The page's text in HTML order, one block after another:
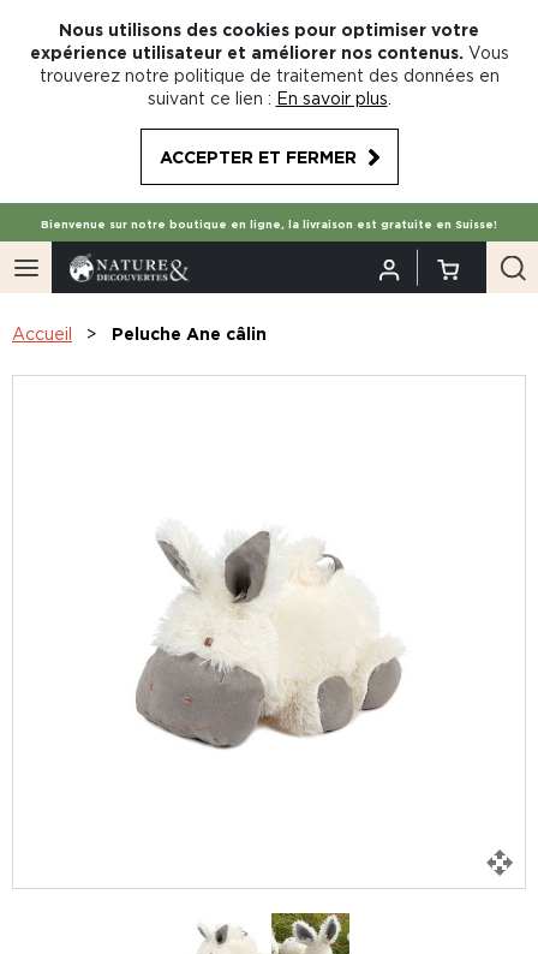
Nous utilisons des cookies pour optimiser votre
expérience utilisateur et améliorer nos contenus. Vous
trouverez notre politique de traitement des données en
suivant ce lien : En savoir plus
ACCEPTER ET FERMER
Bienvenue sur notre boutique en ligne, la livraison est gratuite en Suisse!
Accueil Peluche Ane câlin